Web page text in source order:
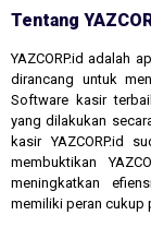
Tentang
YAZCORP.id adalah
dirancang untuk
Software kasir
yang dilakukan
kasir YAZCORP.id
membuktikan
meningkatkan
memiliki peran cukup